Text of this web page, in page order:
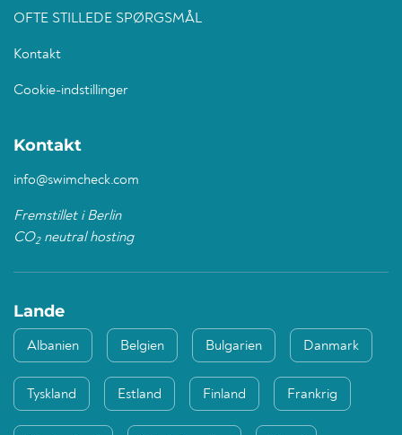
OFTE STILLEDE SPØRGSMÅL
Kontakt
Cookie-indstillinger
Kontakt
info@swimcheck.com
Fremstillet i Berlin
CO2neutral hosting
Lande
Albanien Belgien Bulgarien Danmark
Tyskland Estland Finland Frankrig